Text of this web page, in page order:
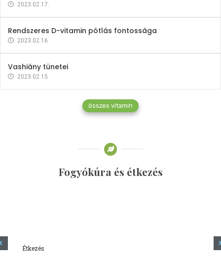
2023.02.17.
Rendszeres D-vitamin pótlás fontossága
2023.02.16.
Vashiány tünetei
2023.02.15.
összes vitamin
Fogyókúra és étkezés
Étkezés